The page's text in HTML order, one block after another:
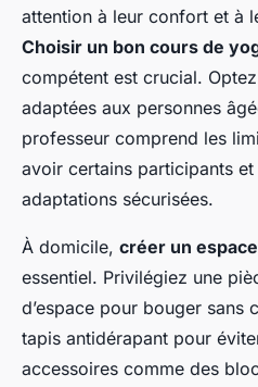
attention à leur confort et à
Choisir un bon cours de
compétent est crucial.
adaptées aux personnes
professeur comprend les
avoir certains participants et
adaptations sécurisées.
À domicile, créer un
essentiel. Privilégiez une
d’espace pour bouger sans
tapis antidérapant pour
accessoires comme des